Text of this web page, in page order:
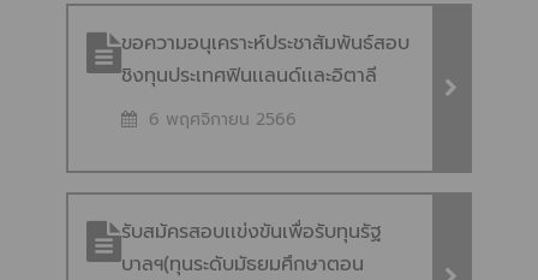
“International Training
Programme on Sustainable
Developement Goals and
ขอความอนุเคราะห์ประชาสัมพันธ์สอบ
ชิงทุนประเทศฟินเเลนด์เเละอิตาลี
6 พฤศจิกายน 2566
รับสมัครสอบเเข่งขันเพื่อรับทุนรัฐ
บาลฯ(ทุนระดับมัธยมศึกษาตอน